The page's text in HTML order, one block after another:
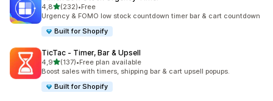
4,8de 5 estrelas
(232)
232 total de avaliações
•Free
Urgency & FOMO low stock countdown timer bar & cart countdown
Built for Shopify
TicTac ‑ Timer, Bar & Upsell
4,9de 5 estrelas
(137)
137 total de avaliações
•Free plan available
Boost sales with timers, shipping bar & cart upsell popups.
Built for Shopify